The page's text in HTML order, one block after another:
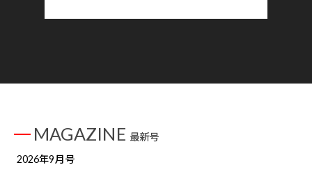
MAGAZINE 最新号
2026年9月号